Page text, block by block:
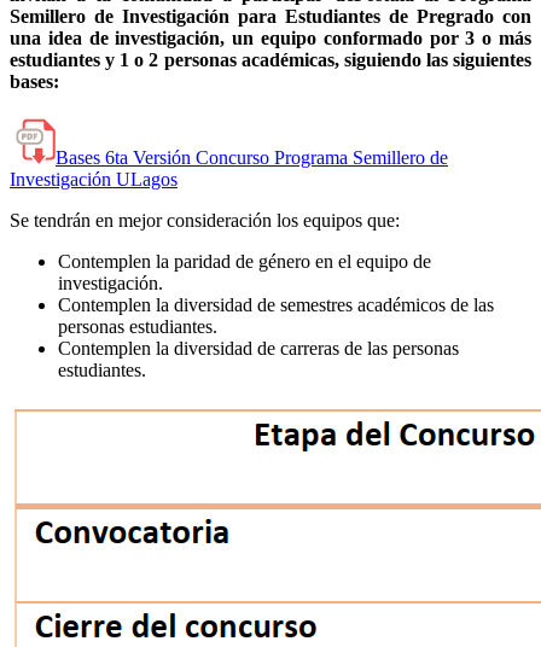
Semillero de Investigación para Estudiantes de Pregrado con
una idea de investigación, un equipo conformado por 3 o más
estudiantes y 1 o 2 personas académicas, siguiendo las siguientes
bases:
Bases 6ta Versión Concurso Programa Semillero de
Investigación ULagos
Se tendrán en mejor consideración los equipos que:
Contemplen la paridad de género en el equipo de
investigación.
Contemplen la diversidad de semestres académicos de las
personas estudiantes.
Contemplen la diversidad de carreras de las personas
estudiantes.